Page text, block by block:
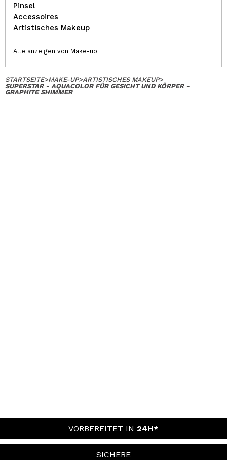
Pinsel
Accessoires
Artistisches Makeup
Alle anzeigen von Make-up
STARTSEITE>MAKE-UP>ARTISTISCHES MAKEUP>
SUPERSTAR - AQUACOLOR FÜR GESICHT UND KÖRPER -
GRAPHITE SHIMMER
VORBEREITET IN 24H*
SICHERE